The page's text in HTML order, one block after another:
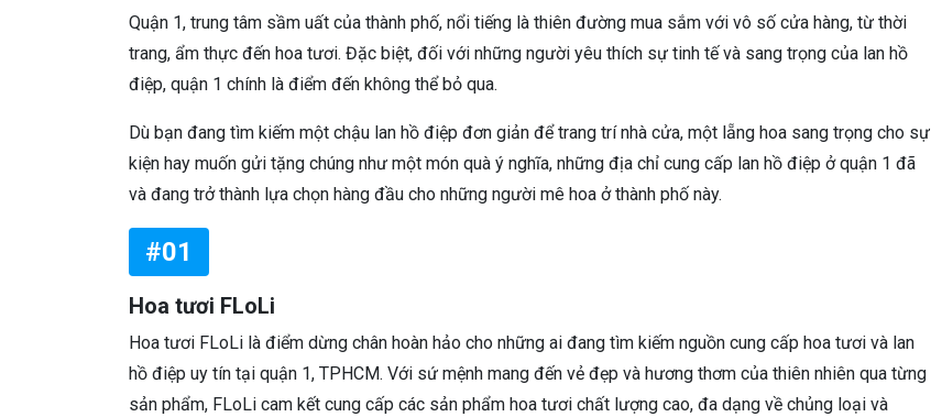
Quận 1, trung tâm sầm uất của thành phố, nổi tiếng là thiên đường mua sắm với vô số cửa hàng, từ thời
trang, ẩm thực đến hoa tươi. Đặc biệt, đối với những người yêu thích sự tinh tế và sang trọng của lan hồ
điệp, quận 1 chính là điểm đến không thể bỏ qua.
Dù bạn đang tìm kiếm một chậu lan hồ điệp đơn giản để trang trí nhà cửa, một lẵng hoa sang trọng cho sự
kiện hay muốn gửi tặng chúng như một món quà ý nghĩa, những địa chỉ cung cấp lan hồ điệp ở quận 1 đã
và đang trở thành lựa chọn hàng đầu cho những người mê hoa ở thành phố này.
#01
Hoa tươi FLoLi
Hoa tươi FLoLi là điểm dừng chân hoàn hảo cho những ai đang tìm kiếm nguồn cung cấp hoa tươi và lan
hồ điệp uy tín tại quận 1, TPHCM. Với sứ mệnh mang đến vẻ đẹp và hương thơm của thiên nhiên qua từng
sản phẩm, FLoLi cam kết cung cấp các sản phẩm hoa tươi chất lượng cao, đa dạng về chủng loại và